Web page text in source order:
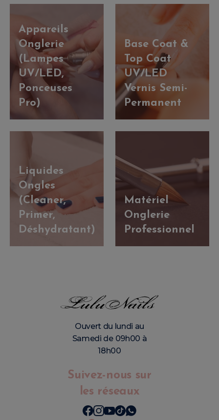
Appareils
Onglerie
(Lampes
UV/LED,
Ponceuses
Pro)
Base Coat &
Top Coat
UV/LED
Vernis Semi-
Permanent
Liquides
Ongles
(Cleaner,
Primer,
Déshydratant)
Matériel
Onglerie
Professionnel
Ouvert du lundi au
Samedi de 09h00 à
18h00
Suivez-nous sur
les réseaux